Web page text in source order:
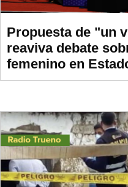
Propuesta de "un
reaviva debate
femenino en